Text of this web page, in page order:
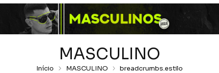
MASCULINO
Início MASCULINO breadcrumbs.estilo